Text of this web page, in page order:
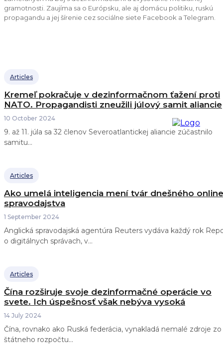
gramotnosti. Zaujíma sa o Európsku, ale aj domácu politiku, ruskú
propagandu a jej šírenie cez sociálne siete Facebook a Telegram.
Articles
Kremeľ pokračuje v dezinformačnom ťažení proti
NATO. Propagandisti zneužili júlový samit aliancie
10 October 2024
9. až 11. júla sa 32 členov Severoatlantickej aliancie zúčastnilo
samitu...
Articles
Ako umelá inteligencia mení tvár dnešného online
spravodajstva
1 September 2024
Anglická spravodajská agentúra Reuters vydáva každý rok
o digitálnych správach, v...
Articles
Čína rozširuje svoje dezinformačné operácie vo
svete. Ich úspešnosť však nebýva vysoká
14 July 2024
Čína, rovnako ako Ruská federácia, vynakladá nemalé zdroje zo
štátneho rozpočtu...